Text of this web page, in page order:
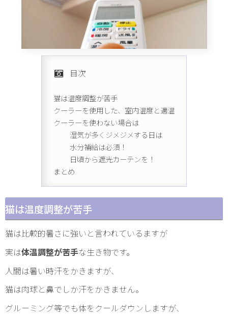
目次
猫は温度調整が苦手
クーラーを使用した、室内温度と適温
クーラーを使わない場合は
湿気が多くジメジメする日は
水分補給は必須！
日頃から遮光カーテンを！
まとめ
猫は温度調整が苦手
猫は比較的暑さに強いと言われているますが
実は体温調整が苦手な生き物です。
人間は暑い時汗をかきますが、
猫は肉球と鼻でしか汗をかきません。
グルーミング等でも体をクールダウンしますが、